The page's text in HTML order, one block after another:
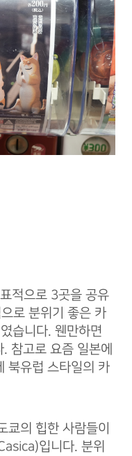
적으로 3곳을 공유
로 분위기 좋은 카
습니다. 웬만하면
참고로 요즘 일본에
북유럽 스타일의 카
쿄의 힙한 사람들이
입니다. 분위